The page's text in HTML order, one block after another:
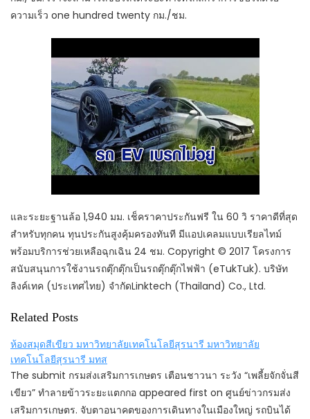
ความเร็ว one hundred twenty กม./ชม.
และระยะฐานล้อ 1,940 มม. เช็คราคาประกันฟรี ใน 60 วิ ราคาดีที่สุด
สำหรับทุกคน ทุนประกันสูงคุ้มครองทันที มีแอปเคลมแบบเรียลไทม์
พร้อมบริการช่วยเหลือฉุกเฉิน 24 ชม. Copyright © 2017 โครงการ
สนับสนุนการใช้งานรถตุ๊กตุ๊กเป็นรถตุ๊กตุ๊กไฟฟ้า (eTukTuk). บริษัท
ลิงค์เทค (ประเทศไทย) จำกัดLinktech (Thailand) Co., Ltd.
Related Posts
ห้องสมุดสีเขียว มหาวิทยาลัยเทคโนโลยีสุรนารี มหาวิทยาลัย
เทคโนโลยีสุรนารี มทส
The submit กรมส่งเสริมการเกษตร เตือนชาวนา ระวัง “เพลี้ยจักจั่นสี
เขียว” ทำลายข้าวระยะแตกกอ appeared first on ศูนย์ข่าวกรมส่ง
เสริมการเกษตร. จับตาอนาคตของการเดินทางในเมืองใหญ่ รถบินได้